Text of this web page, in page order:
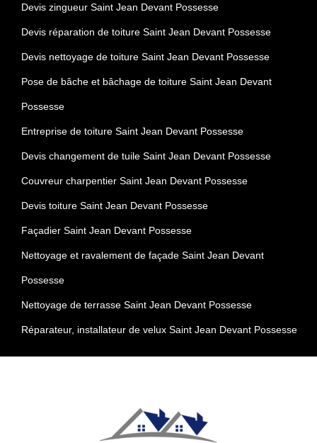
Devis zingueur Saint Jean Devant Possesse
Devis réparation de toiture Saint Jean Devant Possesse
Devis nettoyage de toiture Saint Jean Devant Possesse
Pose de bâche et bâchage de toiture Saint Jean Devant
Possesse
Entreprise de toiture Saint Jean Devant Possesse
Devis changement de tuile Saint Jean Devant Possesse
Couvreur charpentier Saint Jean Devant Possesse
Devis toiture Saint Jean Devant Possesse
Façadier Saint Jean Devant Possesse
Nettoyage et ravalement de façade Saint Jean Devant
Possesse
Nettoyage de terrasse Saint Jean Devant Possesse
Réparateur, installateur de velux Saint Jean Devant Possesse